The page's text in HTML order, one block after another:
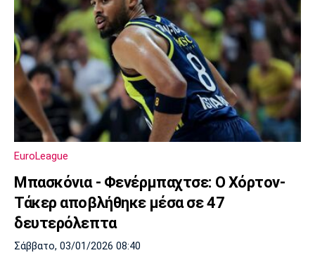
EuroLeague
Μπασκόνια - Φενέρμπαχτσε: Ο Χόρτον-
Τάκερ αποβλήθηκε μέσα σε 47
δευτερόλεπτα
Σάββατο, 03/01/2026 08:40